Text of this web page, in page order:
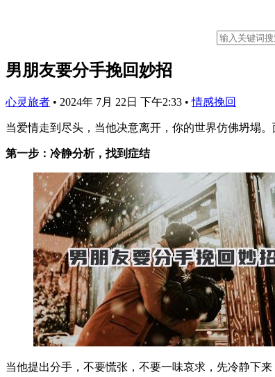
男朋友要分手挽回妙招
心灵旅者 • 2024年 7月 22日 下午2:33 • 情感挽回
当爱情走到尽头，当他决意离开，你的世界仿佛坍塌
第一步：冷静分析，找到症结
当他提出分手，不要慌张，不要一味哀求，先冷静下